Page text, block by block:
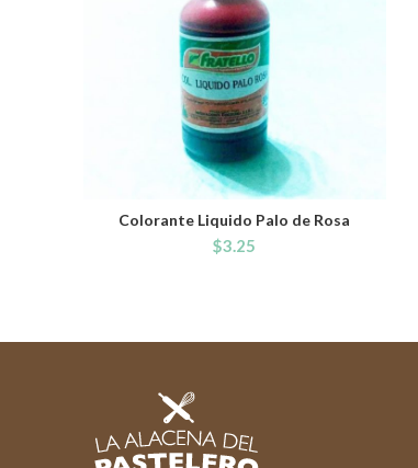
ADD TO CART
Colorante Liquido Palo de Rosa
$3.25